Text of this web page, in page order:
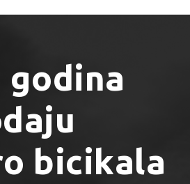
godina
bicikala